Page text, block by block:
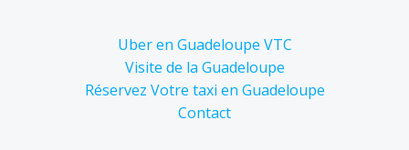
Uber en Guadeloupe VTC
Visite de la Guadeloupe
Réservez Votre taxi en Guadeloupe
Contact